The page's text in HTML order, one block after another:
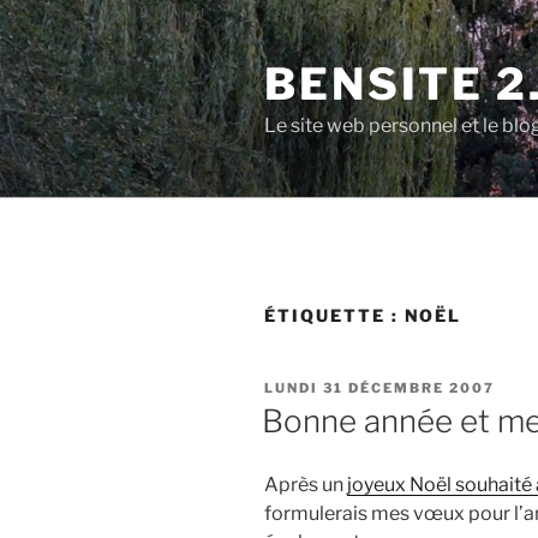
Aller
au
contenu
principal
BENSITE
Le site web personnel et le
ÉTIQUETTE : NOËL
PUBLIÉ
LE
LUNDI 31 DÉCEMBRE 2007
Bonne année et
Après un joyeux Noël souhaité
formulerais mes vœux pour